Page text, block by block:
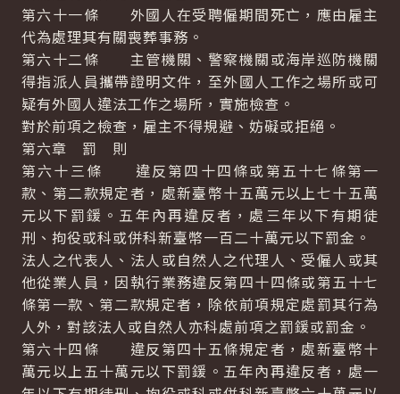
第六十一條 外國人在受聘僱期間死亡，應由雇主
代為處理其有關喪葬事務。
第六十二條 主管機關、警察機關或海岸巡防機關
得指派人員攜帶證明文件，至外國人工作之場所或可
疑有外國人違法工作之場所，實施檢查。
對於前項之檢查，雇主不得規避、妨礙或拒絕。
第六章 罰 則
第六十三條 違反第四十四條或第五十七條第一
款、第二款規定者，處新臺幣十五萬元以上七十五萬
元以下罰鍰。五年內再違反者，處三年以下有期徒
刑、拘役或科或併科新臺幣一百二十萬元以下罰金。
法人之代表人、法人或自然人之代理人、受僱人或其
他從業人員，因執行業務違反第四十四條或第五十七
條第一款、第二款規定者，除依前項規定處罰其行為
人外，對該法人或自然人亦科處前項之罰鍰或罰金。
第六十四條 違反第四十五條規定者，處新臺幣十
萬元以上五十萬元以下罰鍰。五年內再違反者，處一